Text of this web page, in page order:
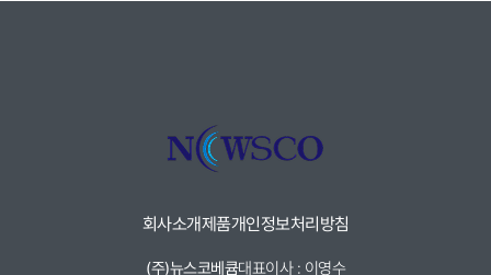
회사소개제품개인정보처리방침
(주)뉴스코베큠대표이사 : 이영수